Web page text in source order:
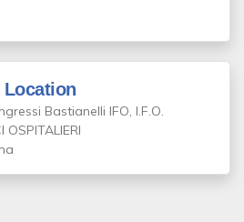
Location
Bastianelli IFO, I.F.O.
OSPITALIERI